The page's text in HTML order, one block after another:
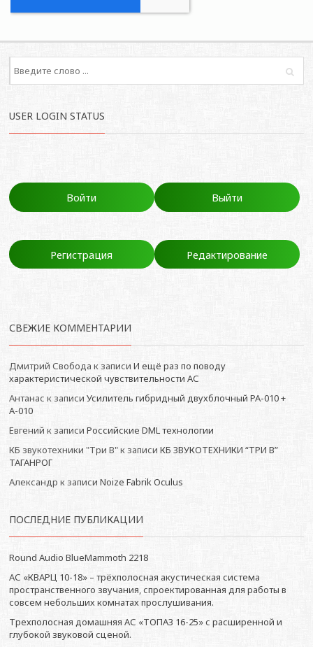
USER LOGIN STATUS
Войти Выйти
Регистрация Редактирование
СВЕЖИЕ КОММЕНТАРИИ
Дмитрий Свобода к записи И ещё раз по поводу
характеристической чувствительности АС
Антанас к записи Усилитель гибридный двухблочный РА-010 +
А-010
Евгений к записи Российские DML технологии
КБ звукотехники "Три В"к записи КБ ЗВУКОТЕХНИКИ “ТРИ В”
ТАГАНРОГ
Александр к записи Noize Fabrik Oculus
ПОСЛЕДНИЕ ПУБЛИКАЦИИ
Round Audio BlueMammoth 2218
АС «КВАРЦ 10-18» – трёхполосная акустическая система
пространственного звучания, спроектированная для работы в
совсем небольших комнатах прослушивания.
Трехполосная домашняя АС «ТОПАЗ 16-25» с расширенной и
глубокой звуковой сценой.